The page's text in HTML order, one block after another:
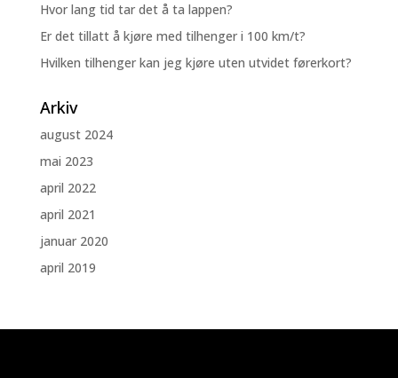
Hvor lang tid tar det å ta lappen?
Er det tillatt å kjøre med tilhenger i 100 km/t?
Hvilken tilhenger kan jeg kjøre uten utvidet førerkort?
Arkiv
august 2024
mai 2023
april 2022
april 2021
januar 2020
april 2019